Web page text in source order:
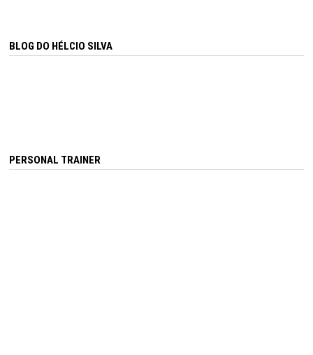
BLOG DO HÉLCIO SILVA
PERSONAL TRAINER